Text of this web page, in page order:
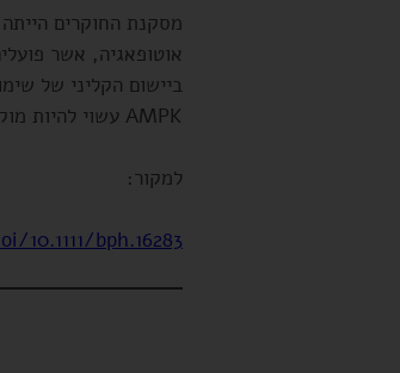
אוטופאגיה, אשר
ביישום הקליני של
AMPK עשוי להיות מוקד טיפולי טוב עבור טיפול בדכאון.
למקור:
bph.16283